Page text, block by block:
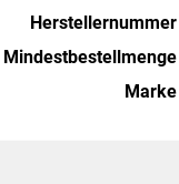
Herstellernummer
Mindestbestellmenge
Marke